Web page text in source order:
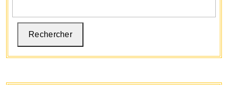
idéal
pour
votre
voyage
Rechercher